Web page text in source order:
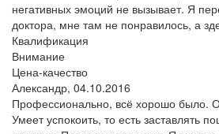
негативных эмоций не вызывает. Я
доктора, мне там не понравилось, а
Квалификация
Внимание
Цена-качество
Александр, 04.10.2016
Профессионально, всё хорошо было.
Умеет успокоить, то есть заставлять